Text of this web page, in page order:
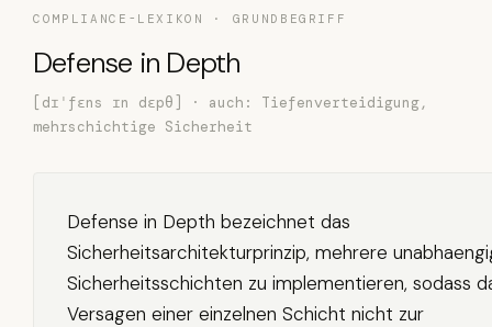
COMPLIANCE-LEXIKON · GRUNDBEGRIFF
Defense in Depth
[dɪˈfɛns ɪn dɛpθ] · auch: Tiefenverteidigung,
mehrschichtige Sicherheit
Defense in Depth bezeichnet das
Sicherheitsarchitekturprinzip, mehrere
Sicherheitsschichten zu implementieren, sodass
Versagen einer einzelnen Schicht nicht zur